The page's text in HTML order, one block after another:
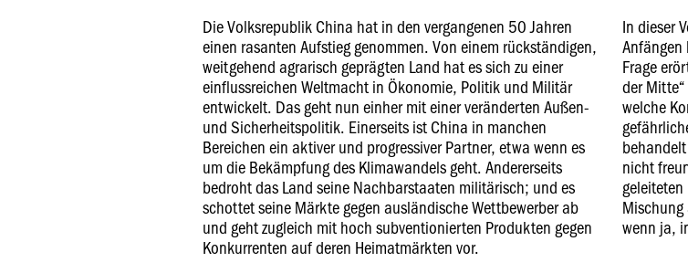
Die Volksrepublik China hat in den vergangenen 50 Jahren
einen rasanten Aufstieg genommen. Von einem rückständigen,
weitgehend agrarisch geprägten Land hat es sich zu einer
einflussreichen Weltmacht in Ökonomie, Politik und Militär
entwickelt. Das geht nun einher mit einer veränderten Außen-
und Sicherheitspolitik. Einerseits ist China in manchen
Bereichen ein aktiver und progressiver Partner, etwa wenn es
um die Bekämpfung des Klimawandels geht. Andererseits
bedroht das Land seine Nachbarstaaten militärisch; und es
schottet seine Märkte gegen ausländische Wettbewerber ab
und geht zugleich mit hoch subventionierten Produkten gegen
Konkurrenten auf deren Heimatmärkten vor.
In dieser
Frage
der
welche
nicht
wenn ja,